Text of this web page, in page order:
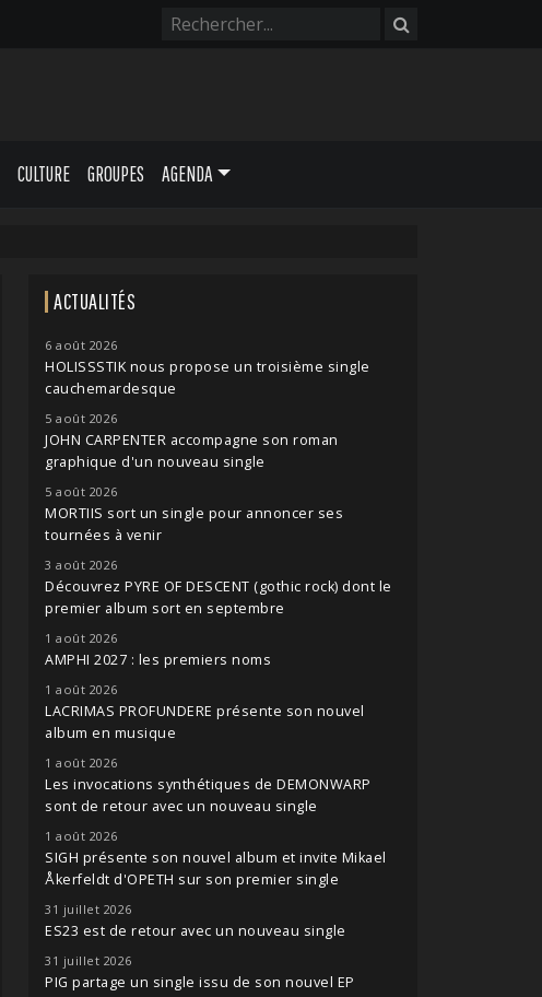
CULTURE GROUPES AGENDA
ACTUALITÉS
6 août 2026
HOLISSSTIK nous propose un troisième single
cauchemardesque
5 août 2026
JOHN CARPENTER accompagne son roman
graphique d'un nouveau single
5 août 2026
MORTIIS sort un single pour annoncer ses
tournées à venir
3 août 2026
Découvrez PYRE OF DESCENT (gothic rock) dont le
premier album sort en septembre
1 août 2026
AMPHI 2027 : les premiers noms
1 août 2026
LACRIMAS PROFUNDERE présente son nouvel
album en musique
1 août 2026
Les invocations synthétiques de DEMONWARP
sont de retour avec un nouveau single
1 août 2026
SIGH présente son nouvel album et invite Mikael
Åkerfeldt d'OPETH sur son premier single
31 juillet 2026
ES23 est de retour avec un nouveau single
31 juillet 2026
PIG partage un single issu de son nouvel EP